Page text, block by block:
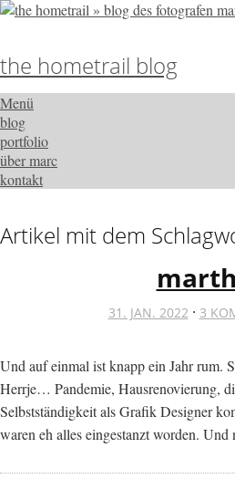
the hometrail blog
Menü
blog
portfolio
über marc
kontakt
Artikel mit dem
31. JAN. 2022 · 3
Und auf einmal ist knapp ein Jahr rum.
Herrje… Pandemie, Hausrenovierung,
Selbstständigkeit als Grafik Designer
waren eh alles eingestanzt worden.